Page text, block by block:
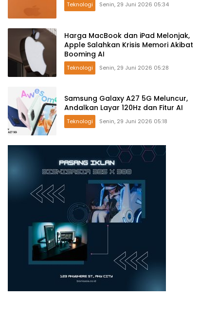
Teknologi Senin, 29 Juni 2026 05:34
Harga MacBook dan iPad Melonjak,
Apple Salahkan Krisis Memori Akibat
Booming AI
Teknologi Senin, 29 Juni 2026 05:28
Samsung Galaxy A27 5G Meluncur,
Andalkan Layar 120Hz dan Fitur AI
Teknologi Senin, 29 Juni 2026 05:18